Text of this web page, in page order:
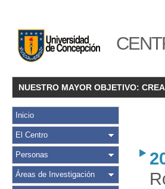
NUESTRO MAYOR OBJETIVO:
Inicio
El Centro
Personas
Áreas de Investigación